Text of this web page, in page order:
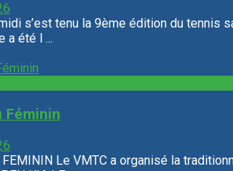
s’est tenu la 9ème édition du tennis
a été l ...
Féminin
FEMININ Le VMTC a organisé la